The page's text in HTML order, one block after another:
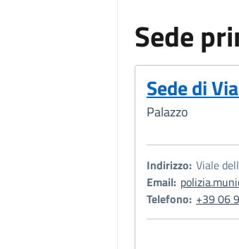
Sede
Sede di
Palazzo
Indirizzo: Viale
Email:
Telefono: +39 06